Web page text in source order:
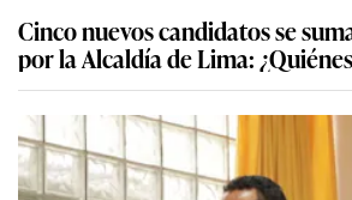
Cinco nuevos candidatos se
por la Alcaldía de Lima: